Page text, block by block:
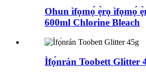
Ohun ìfọmọ́ ẹ̀rọ ìfọmọ́
600ml Chlorine Bleach
Ìfọ́nrán Toobett Glitter